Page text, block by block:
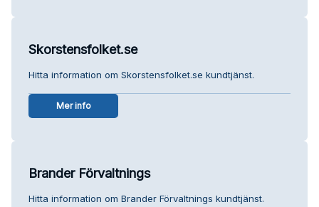
Skorstensfolket.se
Hitta information om Skorstensfolket.se kundtjänst.
Mer info
Brander Förvaltnings
Hitta information om Brander Förvaltnings kundtjänst.